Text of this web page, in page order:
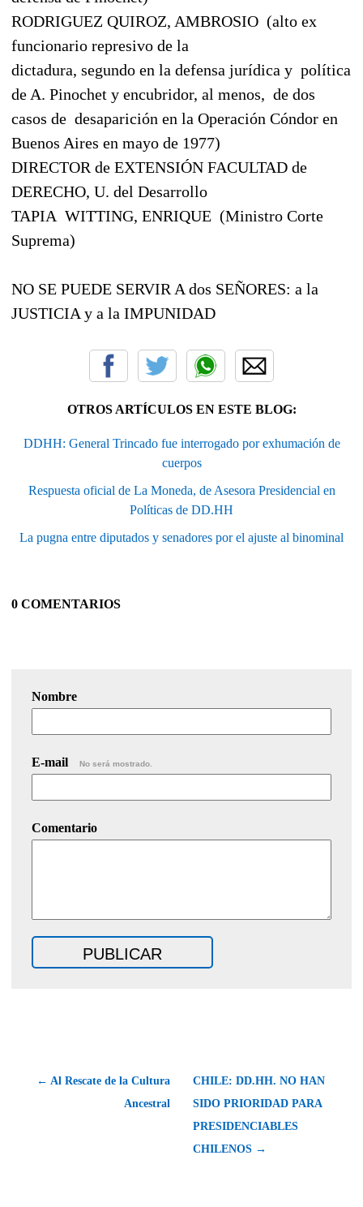
RODRIGUEZ QUIROZ, AMBROSIO (alto ex
funcionario represivo de la
dictadura, segundo en la defensa jurídica y política
de A. Pinochet y encubridor, al menos, de dos
casos de desaparición en la Operación Cóndor en
Buenos Aires en mayo de 1977)
DIRECTOR de EXTENSIÓN FACULTAD de
DERECHO, U. del Desarrollo
TAPIA WITTING, ENRIQUE (Ministro Corte
Suprema)
NO SE PUEDE SERVIR A dos SEÑORES: a la
JUSTICIA y a la IMPUNIDAD
OTROS ARTÍCULOS EN ESTE BLOG:
DDHH: General Trincado fue interrogado por exhumación de
cuerpos
Respuesta oficial de La Moneda, de Asesora Presidencial en
Políticas de DD.HH
La pugna entre diputados y senadores por el ajuste al binominal
0 COMENTARIOS
Nombre
E-mail No será mostrado.
Comentario
← Al Rescate de la Cultura
Ancestral
CHILE: DD.HH. NO HAN
SIDO PRIORIDAD PARA
PRESIDENCIABLES
CHILENOS →